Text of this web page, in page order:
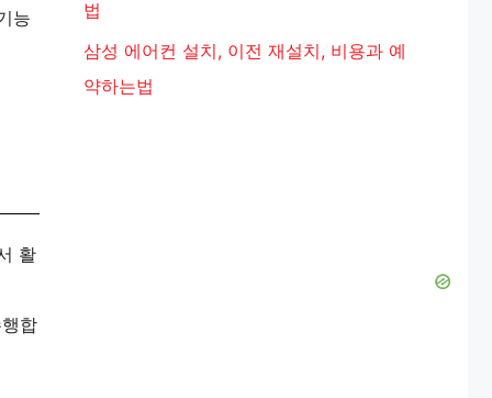
능
활
합
법
삼성 에어컨 설치, 이전 재설치, 비용과 예
약하는법